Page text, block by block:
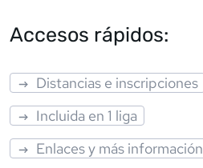
Accesos rápidos:
Distancias e inscripciones
Incluida en 1 liga
Enlaces y más información